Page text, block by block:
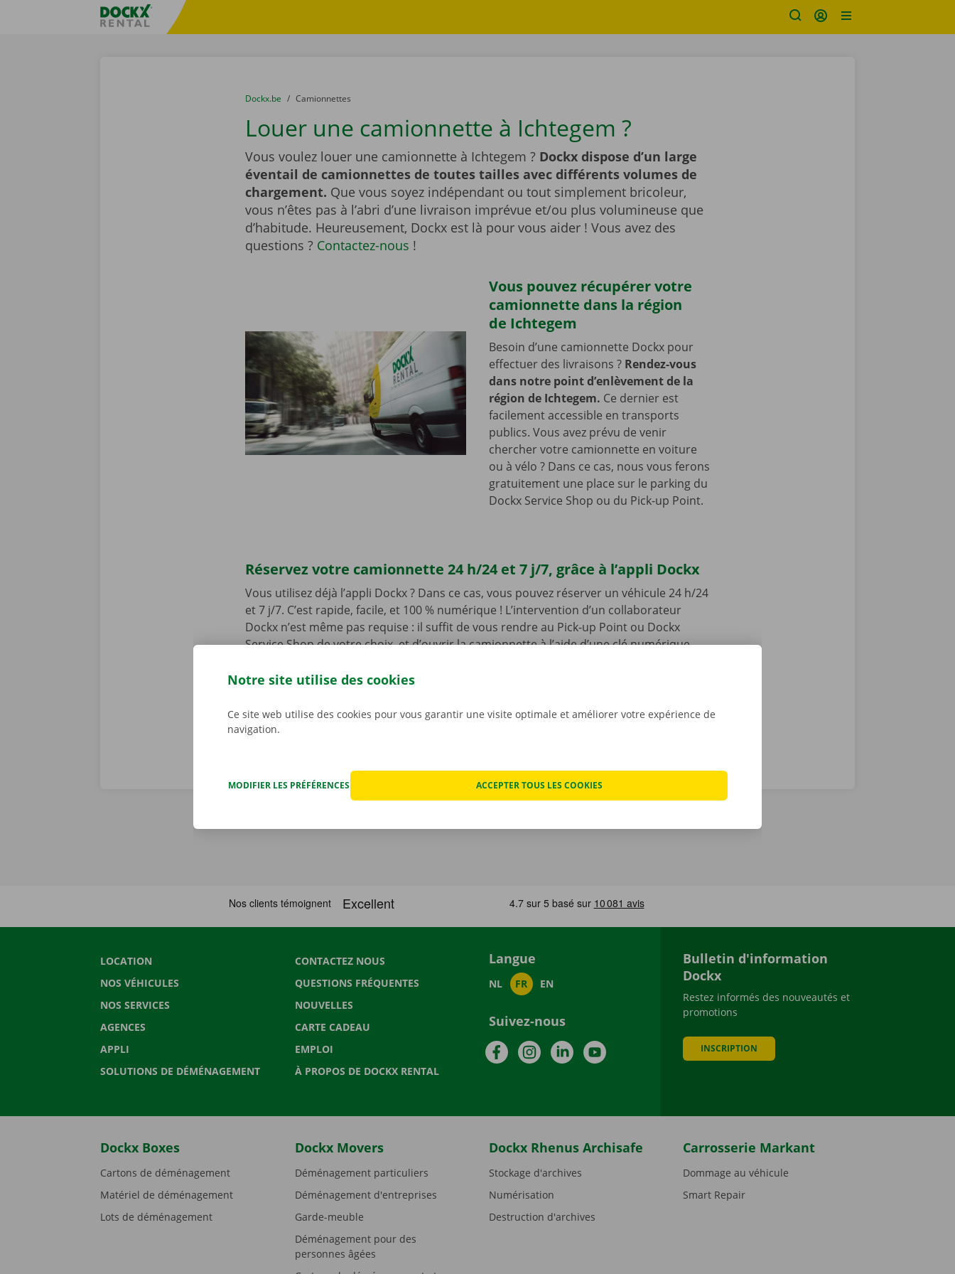
sitename
You are here:
du
Dockx.be to
Camionnettes
Louer une camionnette à Ichtegem ?
Vous voulez louer une camionnette à Ichtegem ? Dockx dispose d’un large
éventail de camionnettes de toutes tailles avec différents volumes de
chargement. Que vous soyez indépendant ou tout simplement bricoleur,
vous n’êtes pas à l’abri d’une livraison imprévue et/ou plus volumineuse que
d’habitude. Heureusement, Dockx est là pour vous aider ! Vous avez des
questions ? Contactez-nous !
Vous pouvez récupérer votre
camionnette dans la région
de Ichtegem
Besoin d’une camionnette Dockx pour
effectuer des livraisons ? Rendez-vous
dans notre point d’enlèvement de la
région de Ichtegem. Ce dernier est
facilement accessible en transports
publics. Vous avez prévu de venir
chercher votre camionnette en voiture
ou à vélo ? Dans ce cas, nous vous ferons
gratuitement une place sur le parking du
Dockx Service Shop ou du Pick-up Point.
Réservez votre camionnette 24 h/24 et 7 j/7, grâce à l’appli Dockx
Vous utilisez déjà l’appli Dockx ? Dans ce cas, vous pouvez réserver un véhicule 24 h/24
et 7 j/7. C’est rapide, facile, et 100 % numérique ! L’intervention d’un collaborateur
Dockx n’est même pas requise : il suffit de vous rendre au Pick-up Point ou Dockx
Service Shop de votre choix, et d’ouvrir la camionnette à l’aide d’une clé numérique.
l’App Store.
LOCATION
NOS VÉHICULES
NOS SERVICES
AGENCES
APPLI
SOLUTIONS DE DÉMÉNAGEMENT
CONTACTEZ NOUS
QUESTIONS FRÉQUENTES
NOUVELLES
CARTE CADEAU
EMPLOI
À PROPOS DE DOCKX RENTAL
Langue
NL FR EN
Suivez-nous
FacebookInstagramLinkedInYouTube
Bulletin d'information
Dockx
Restez informés des nouveautés et
promotions
INSCRIPTION
Dockx Boxes
Cartons de déménagement
Matériel de déménagement
Lots de déménagement
Dockx Movers
Déménagement particuliers
Déménagement d'entreprises
Garde-meuble
Déménagement pour des
personnes âgées
Dockx Rhenus Archisafe
Stockage d'archives
Numérisation
Destruction d'archives
Carrosserie Markant
Dommage au véhicule
Smart Repair
Notre site utilise des cookies
Ce site web utilise des cookies pour vous garantir une visite optimale et améliorer votre expérience de
navigation.
MODIFIER LES PRÉFÉRENCES ACCEPTER TOUS LES COOKIES